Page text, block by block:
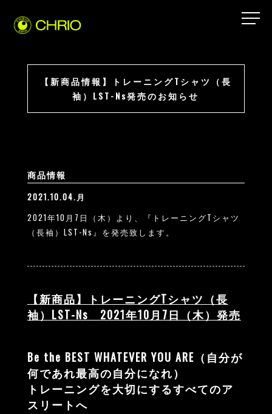
【新商品情報】トレーニングTシャツ（長
袖）LST-Ns発売のお知らせ
商品情報
2021.10.04.月
2021年10月7日（木）より、『トレーニングTシャツ
（長袖）LST-Ns』を発売致します。
【新商品】トレーニングTシャツ（長
袖）LST-Ns 2021年10月7日（木）発売
Be the BEST WHATEVER YOU ARE（自分が
何であれ最高の自分になれ）
トレーニングを大切にするすべてのア
スリートへ